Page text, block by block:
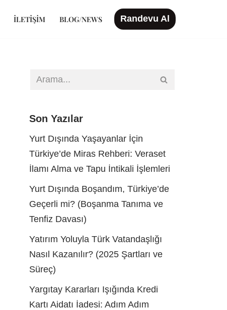
İLETIŞIM BLOG/NEWS Randevu Al
Son Yazılar
Yurt Dışında Yaşayanlar İçin
Türkiye’de Miras Rehberi: Veraset
İlamı Alma ve Tapu İntikali İşlemleri
Yurt Dışında Boşandım, Türkiye’de
Geçerli mi? (Boşanma Tanıma ve
Tenfiz Davası)
Yatırım Yoluyla Türk Vatandaşlığı
Nasıl Kazanılır? (2025 Şartları ve
Süreç)
Yargıtay Kararları Işığında Kredi
Kartı Aidatı İadesi: Adım Adım